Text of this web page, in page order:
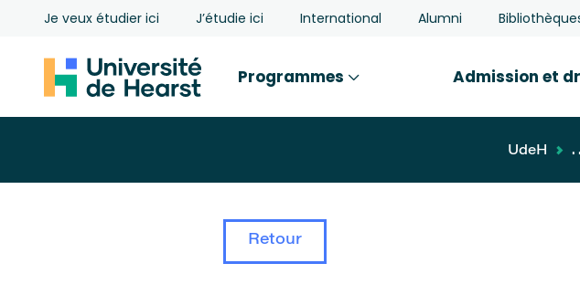
Je veux étudier ici J’étudie ici International Alumni
Programmes Admission et
UdeH
Retour